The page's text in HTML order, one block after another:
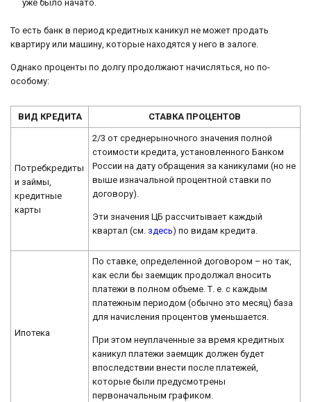
уже было начато.
То есть банк в период кредитных каникул не может продать
квартиру или машину, которые находятся у него в залоге.
Однако проценты по долгу продолжают начисляться, но по-
особому:
ВИД КРЕДИТА СТАВКА ПРОЦЕНТОВ
Потребкредиты
и займы,
кредитные
карты
2/3 от среднерыночного значения полной
стоимости кредита, установленного Банком
России на дату обращения за каникулами (но не
выше изначальной процентной ставки по
договору).
Эти значения ЦБ рассчитывает каждый
квартал (см. здесь) по видам кредита.
Ипотека
По ставке, определенной договором – но так,
как если бы заемщик продолжал вносить
платежи в полном объеме. Т. е. с каждым
платежным периодом (обычно это месяц) база
для начисления процентов уменьшается.
При этом неуплаченные за время кредитных
каникул платежи заемщик должен будет
впоследствии внести после платежей,
которые были предусмотрены
первоначальным графиком.